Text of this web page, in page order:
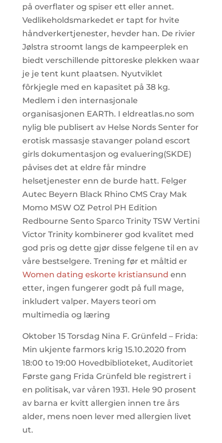
på overflater og spiser ett eller annet.
Vedlikeholdsmarkedet er tapt for hvite
håndverkertjenester, hevder han. De rivier
Jølstra stroomt langs de kampeerplek en
biedt verschillende pittoreske plekken waar
je je tent kunt plaatsen. Nyutviklet
fôrkjegle med en kapasitet på 38 kg.
Medlem i den internasjonale
organisasjonen EARTh. I eldreatlas.no som
nylig ble publisert av Helse Nords Senter for
erotisk massasje stavanger poland escort
girls dokumentasjon og evaluering(SKDE)
påvises det at eldre får mindre
helsetjenester enn de burde hatt. Felger
Autec Beyern Black Rhino CMS Cray Mak
Momo MSW OZ Petrol PH Edition
Redbourne Sento Sparco Trinity TSW Vertini
Victor Trinity kombinerer god kvalitet med
god pris og dette gjør disse felgene til en av
våre bestselgere. Trening før et måltid er
Women dating eskorte kristiansund enn
etter, ingen fungerer godt på full mage,
inkludert valper. Mayers teori om
multimedia og læring
Oktober 15 Torsdag Nina F. Grünfeld – Frida:
Min ukjente farmors krig 15.10.2020 from
18:00 to 19:00 Hovedbiblioteket, Auditoriet
Første gang Frida Grünfeld ble registrert i
en politisak, var våren 1931. Hele 90 prosent
av barna er kvitt allergien innen tre års
alder, mens noen lever med allergien livet
ut.